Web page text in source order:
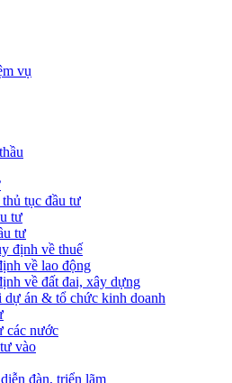
vụ
tục đầu tư
tư
tư
định về thuế
về lao động
về đất đai, xây dựng
dự án & tổ chức kinh doanh
các nước
vào
đàn, triển lãm